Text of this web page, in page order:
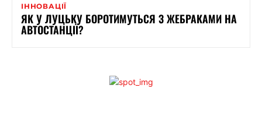
ІННОВАЦІЇ
ЯК У ЛУЦЬКУ БОРОТИМУТЬСЯ З ЖЕБРАКАМИ НА
АВТОСТАНЦІЇ?